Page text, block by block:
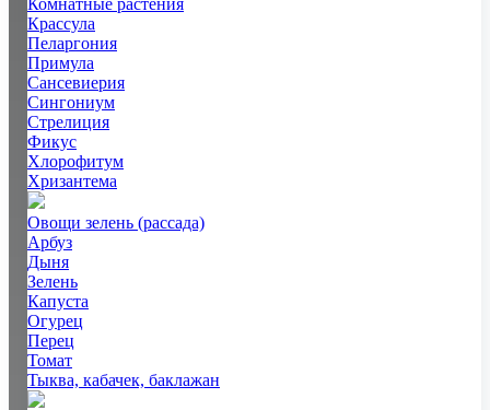
Комнатные растения
Крассула
Пеларгония
Примула
Сансевиерия
Сингониум
Стрелиция
Фикус
Хлорофитум
Хризантема
Овощи зелень (рассада)
Арбуз
Дыня
Зелень
Капуста
Огурец
Перец
Томат
Тыква, кабачек, баклажан